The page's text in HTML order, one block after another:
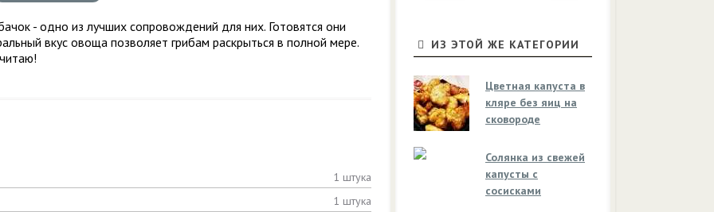
- одно из лучших сопровождений для них. Готовятся они
вкус овоща позволяет грибам раскрыться в полной мере.
1 штука
1 штука
ИЗ ЭТОЙ ЖЕ КАТЕГОРИИ
Цветная капуста в
кляре без яиц на
сковороде
Солянка из свежей
капусты с
сосисками